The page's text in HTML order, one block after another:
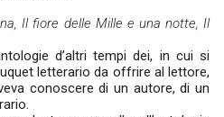
Il fiore delle Mille e una notte, Il
d’altri tempi dei, in cui si
letterario da offrire al lettore,
conoscere di un autore, di un